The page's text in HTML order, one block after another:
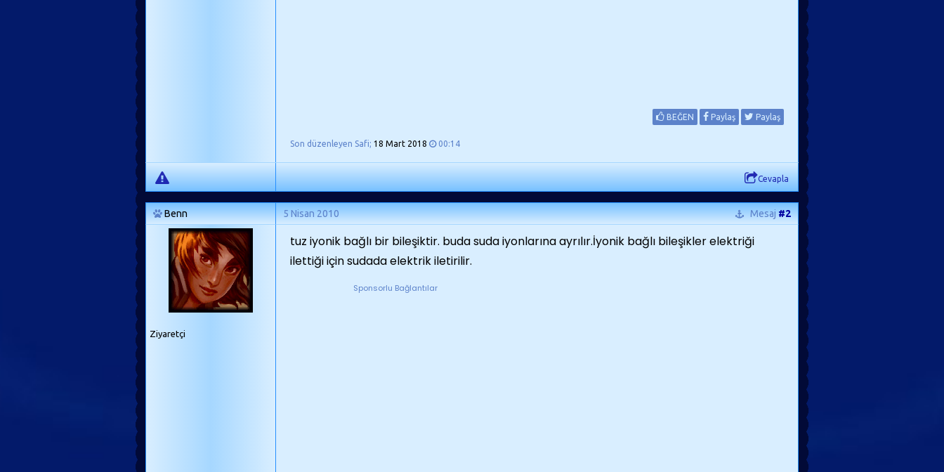
BEĞEN Paylaş Paylaş
Son düzenleyen Safi; 18 Mart 2018 00:14
Cevapla
Benn 5 Nisan 2010 Mesaj#2
Ziyaretçi
tuz iyonik bağlı bir bileşiktir. buda suda iyonlarına ayrılır.İyonik bağlı bileşikler elektriği
ilettiği için sudada elektrik iletirilir.
Sponsorlu Bağlantılar